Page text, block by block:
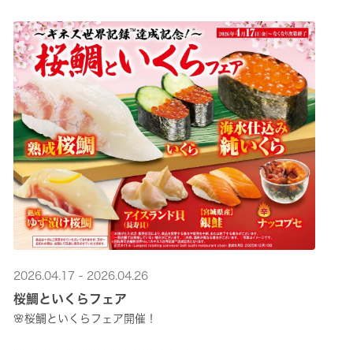
2026.04.17 - 2026.04.26
桜鯛といくらフェア
🌸桜鯛といくらフェア開催！